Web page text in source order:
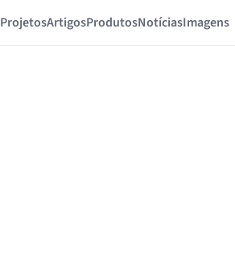
ProjetosArtigosProdutosNotíciasImagens